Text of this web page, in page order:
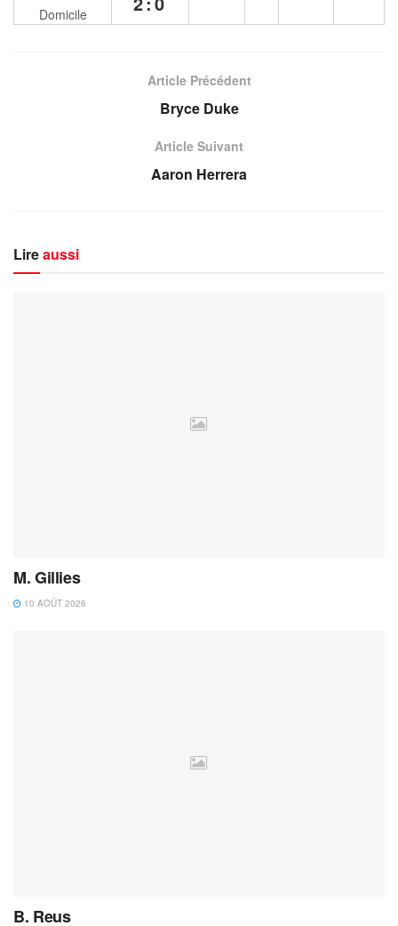
Domicile
Article Précédent
Bryce Duke
Article Suivant
Aaron Herrera
Lireaussi
M. Gillies
10 AOÛT 2026
B. Reus